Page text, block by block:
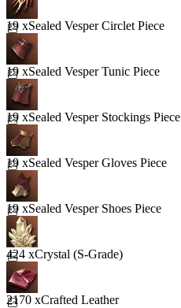
19 xSealed Vesper Circlet Piece
19 xSealed Vesper Tunic Piece
19 xSealed Vesper Stockings Piece
19 xSealed Vesper Gloves Piece
19 xSealed Vesper Shoes Piece
424 xCrystal (S-Grade)
2170 xCrafted Leather